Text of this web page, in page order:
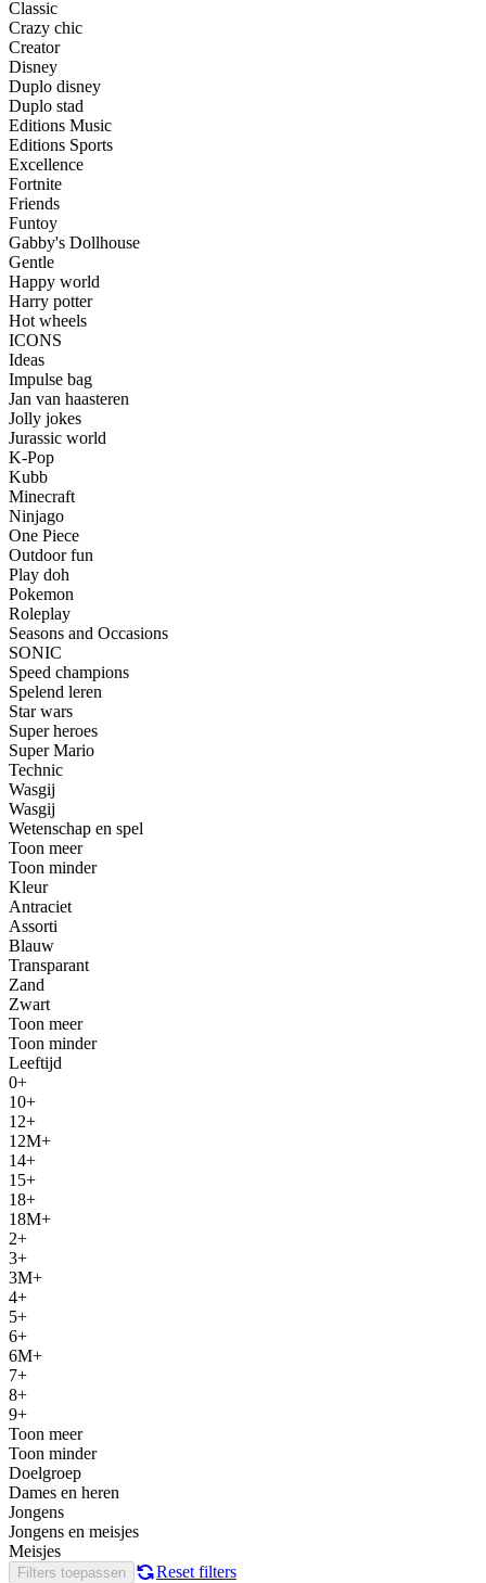
Classic
Crazy chic
Creator
Disney
Duplo disney
Duplo stad
Editions Music
Editions Sports
Excellence
Fortnite
Friends
Funtoy
Gabby's Dollhouse
Gentle
Happy world
Harry potter
Hot wheels
ICONS
Ideas
Impulse bag
Jan van haasteren
Jolly jokes
Jurassic world
K-Pop
Kubb
Minecraft
Ninjago
One Piece
Outdoor fun
Play doh
Pokemon
Roleplay
Seasons and Occasions
SONIC
Speed champions
Spelend leren
Star wars
Super heroes
Super Mario
Technic
Wasgij
Wasgij
Wetenschap en spel
Toon meer
Toon minder
Kleur
Antraciet
Assorti
Blauw
Transparant
Zand
Zwart
Toon meer
Toon minder
Leeftijd
0+
10+
12+
12M+
14+
15+
18+
18M+
2+
3+
3M+
4+
5+
6+
6M+
7+
8+
9+
Toon meer
Toon minder
Doelgroep
Dames en heren
Jongens
Jongens en meisjes
Meisjes
Filters toepassen Reset filters